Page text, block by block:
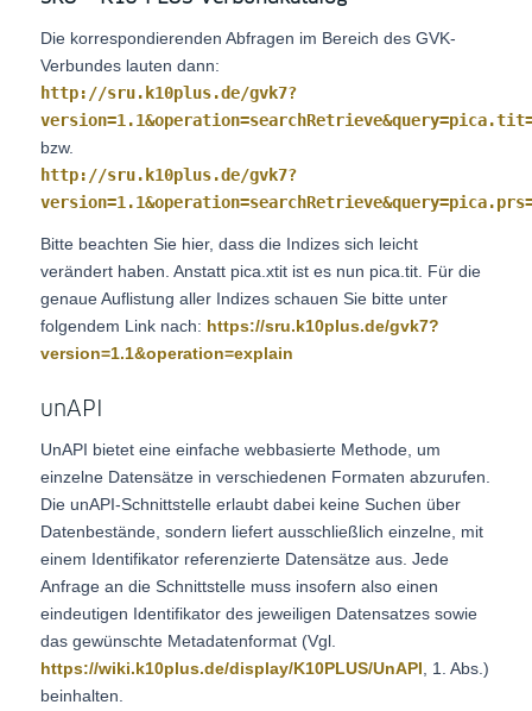
Die korrespondierenden Abfragen im Bereich des GVK-
Verbundes lauten dann:
http://sru.k10plus.de/gvk7?
bzw.
http://sru.k10plus.de/gvk7?
Bitte beachten Sie hier, dass die Indizes sich leicht
verändert haben. Anstatt pica.xtit ist es nun pica.tit. Für die
genaue Auflistung aller Indizes schauen Sie bitte unter
folgendem Link nach: https://sru.k10plus.de/gvk7?
version=1.1&operation=explain
unAPI
UnAPI bietet eine einfache webbasierte Methode, um
einzelne Datensätze in verschiedenen Formaten abzurufen.
Die unAPI-Schnittstelle erlaubt dabei keine Suchen über
Datenbestände, sondern liefert ausschließlich einzelne, mit
einem Identifikator referenzierte Datensätze aus. Jede
Anfrage an die Schnittstelle muss insofern also einen
eindeutigen Identifikator des jeweiligen Datensatzes sowie
das gewünschte Metadatenformat (Vgl.
https://wiki.k10plus.de/display/K10PLUS/UnAPI , 1. Abs.)
beinhalten.